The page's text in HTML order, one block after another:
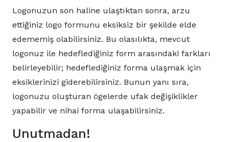
Logonuzun son haline ulaştıktan sonra, arzu
ettiğiniz logo formunu eksiksiz bir şekilde elde
edememiş olabilirsiniz. Bu olasılıkta, mevcut
logonuz ile hedeflediğiniz form arasındaki farkları
belirleyebilir; hedeflediğiniz forma ulaşmak için
eksiklerinizi giderebilirsiniz. Bunun yanı sıra,
logonuzu oluşturan ögelerde ufak değişiklikler
yapabilir ve nihai forma ulaşabilirsiniz.
Unutmadan!